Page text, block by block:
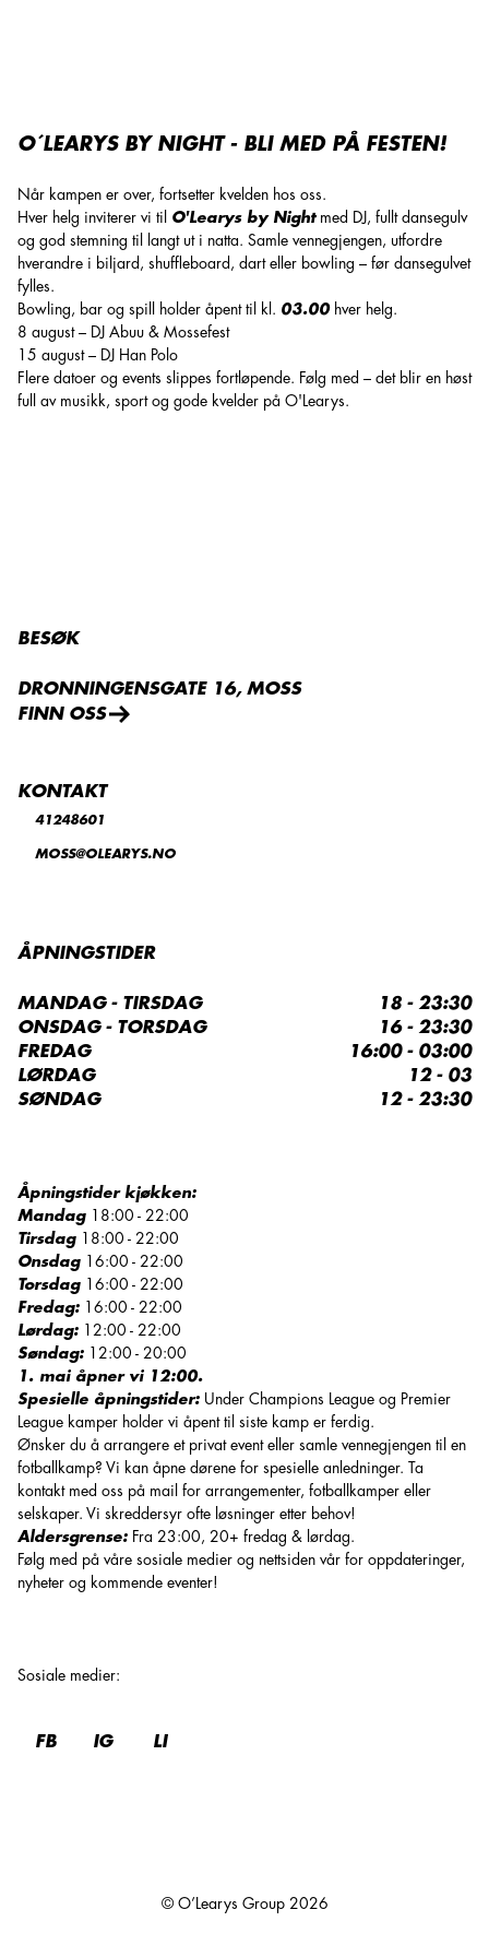
O´LEARYS BY NIGHT - BLI MED PÅ FESTEN!
Når kampen er over, fortsetter kvelden hos oss.
Hver helg inviterer vi til O'Learys by Nightmed DJ, fullt dansegulv
og god stemning til langt ut i natta. Samle vennegjengen, utfordre
hverandre i biljard, shuffleboard, dart eller bowling – før dansegulvet
fylles.
Bowling, bar og spill holder åpent til kl. 03.00hver helg.
8 august – DJ Abuu & Mossefest
15 august – DJ Han Polo
Flere datoer og events slippes fortløpende. Følg med – det blir en høst
full av musikk, sport og gode kvelder på O'Learys.
Åpningstider kjøkken:
Mandag
18:00 - 22:00
Tirsdag
18:00 - 22:00
Onsdag
16:00 - 22:00
Torsdag
16:00 - 22:00
Fredag: 16:00 - 22:00
Lørdag: 12:00 - 22:00
Søndag: 12:00 - 20:00
1. mai åpner vi 12:00.
Spesielle åpningstider: Under Champions League og Premier
League kamper holder vi åpent til siste kamp er ferdig.
Ønsker du å arrangere et privat event eller samle vennegjengen til en
fotballkamp? Vi kan åpne dørene for spesielle anledninger. Ta
kontakt med oss på mail for arrangementer, fotballkamper eller
selskaper. Vi skreddersyr ofte løsninger etter behov!
Aldersgrense: Fra 23:00, 20+ fredag & lørdag.
Følg med på våre sosiale medier og nettsiden vår for oppdateringer,
nyheter og kommende eventer!
Sosiale medier:
FB IG LI
BESØK
DRONNINGENSGATE 16, MOSS
FINN OSS
KONTAKT
41248601
MOSS@OLEARYS.NO
ÅPNINGSTIDER
MANDAG - TIRSDAG
18 - 23:30
ONSDAG - TORSDAG
16 - 23:30
FREDAG
16:00 - 03:00
LØRDAG
12 - 03
SØNDAG
12 - 23:30
© O’Learys Group 2026